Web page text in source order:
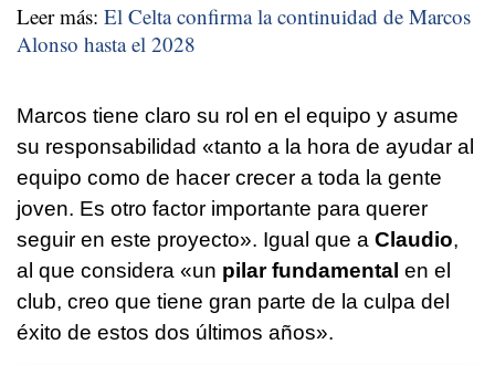
Leer más: El Celta confirma la continuidad de Marcos
Alonso hasta el 2028
Marcos tiene claro su rol en el equipo y asume
su responsabilidad «tanto a la hora de ayudar al
equipo como de hacer crecer a toda la gente
joven. Es otro factor importante para querer
seguir en este proyecto». Igual que a Claudio,
al que considera «un pilar fundamental en el
club, creo que tiene gran parte de la culpa del
éxito de estos dos últimos años».